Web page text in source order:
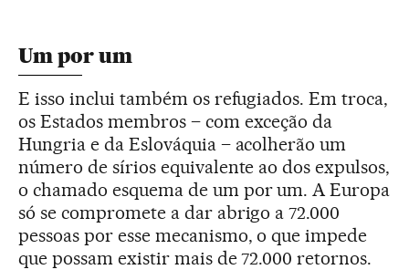
Um por um
E isso inclui também os refugiados. Em troca,
os Estados membros – com exceção da
Hungria e da Eslováquia – acolherão um
número de sírios equivalente ao dos expulsos,
o chamado esquema de um por um. A Europa
só se compromete a dar abrigo a 72.000
pessoas por esse mecanismo, o que impede
que possam existir mais de 72.000 retornos.